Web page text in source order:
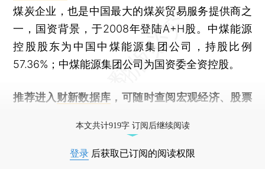
煤炭企业，也是中国最大的煤炭贸易服务提供商之
一，国资背景，于2008年登陆A+H股。中煤能源
控股股东为中国中煤能源集团公司，持股比例
57.36%；中煤能源集团公司为国资委全资控股。
推荐进入 财新数据库 ，可随时查阅宏观经济、股票
本文共计919字 订阅后继续阅读
登录 后获取已订阅的阅读权限